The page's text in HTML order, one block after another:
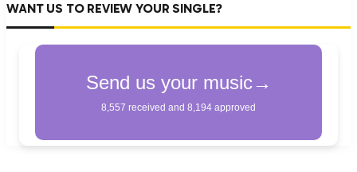
WANT US TO REVIEW YOUR SINGLE?